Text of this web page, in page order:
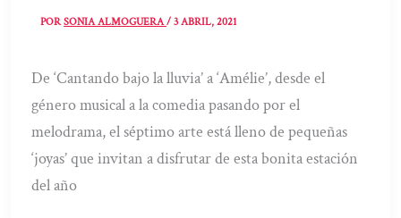
PORSONIA ALMOGUERA/3 ABRIL, 2021
De ‘Cantando bajo la lluvia’ a ‘Amélie’, desde el
género musical a la comedia pasando por el
melodrama, el séptimo arte está lleno de pequeñas
‘joyas’ que invitan a disfrutar de esta bonita estación
del año